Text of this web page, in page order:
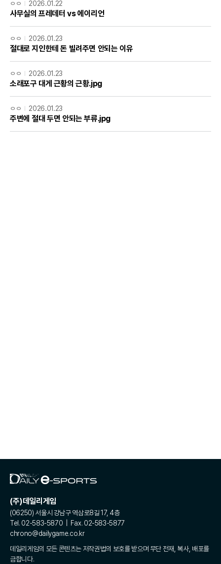
ㅇㅇ 2026.01.22
사무실의 프레데터 vs 에이리언
ㅇㅇ 2026.01.23
절대로 지인한테 돈 빌려주면 안되는 이유
ㅇㅇ 2026.01.23
소래포구 대게 근황의 근황.jpg
ㅇㅇ 2026.01.23
주변에 절대 두면 안되는 부류.jpg
(주)데일리게임
(06250) 서울시 강남구 역삼로8길 17, 4층
Tel. 02-583-5870 | Fax. 02-583-5877
chrono@dailygame.co.kr
데일리게임의 모든 콘텐츠는 저작권법의 보호를 받으며 무단 전재, 복사, 배포를
금합니다.